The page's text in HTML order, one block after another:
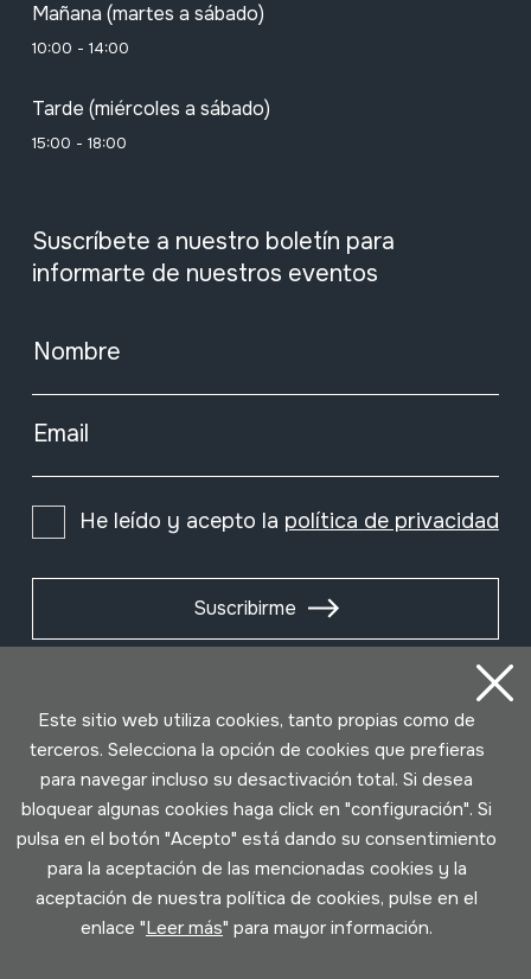
Mañana (martes a sábado)
10:00 - 14:00
Tarde (miércoles a sábado)
15:00 - 18:00
Suscríbete a nuestro boletín para
informarte de nuestros eventos
Nombre
Email
He leído y acepto la política de privacidad
Suscribirme
Política de cookies
Este sitio web utiliza cookies, tanto propias como de
terceros. Selecciona la opción de cookies que prefieras
para navegar incluso su desactivación total. Si desea
bloquear algunas cookies haga click en "configuración". Si
pulsa en el botón "Acepto" está dando su consentimiento
para la aceptación de las mencionadas cookies y la
aceptación de nuestra política de cookies, pulse en el
enlace "Leer más" para mayor información.